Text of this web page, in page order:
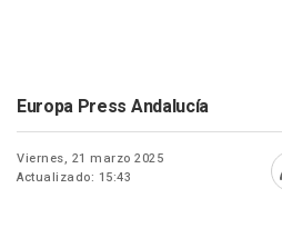
Europa Press Andalucía
Viernes, 21 marzo 2025
Actualizado: 15:43